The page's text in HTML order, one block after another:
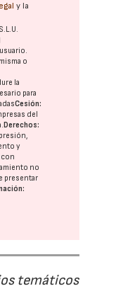
y la
o
la
para
Cesión:
del
Derechos:
y
no
presentar
temáticos